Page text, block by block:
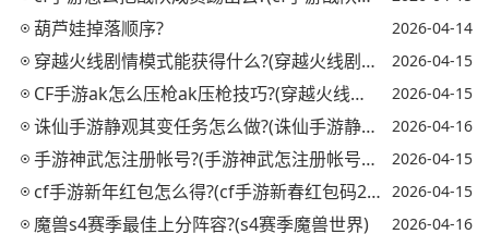
葫芦娃掉落顺序? 2026-04-14
穿越火线剧情模式能获得什么?(穿越火线剧情模式怎么过) 2026-04-15
CF手游ak怎么压枪ak压枪技巧?(穿越火线手游ak怎么压枪轻松秒掉敌人) 2026-04-15
诛仙手游静观其变任务怎么做?(诛仙手游静观其变怎么完成) 2026-04-16
手游神武怎注册帐号?(手游神武怎注册帐号和密码) 2026-04-15
cf手游新年红包怎么得?(cf手游新春红包码2021) 2026-04-15
魔兽s4赛季最佳上分阵容?(s4赛季魔兽世界) 2026-04-16